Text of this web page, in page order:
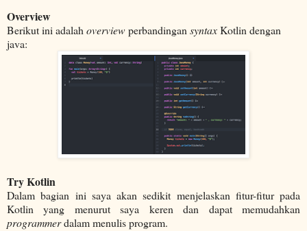
Overview
Berikut ini adalah overviewperbandingan syntaxKotlin dengan
java:
Try Kotlin
Dalam bagian ini saya akan sedikit menjelaskan fitur-fitur pada
Kotlin yang menurut saya keren dan dapat memudahkan
programmerdalam menulis program.